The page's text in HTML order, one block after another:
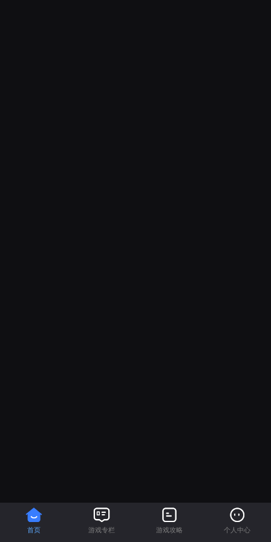
首页 游戏专栏 游戏攻略 个人中心